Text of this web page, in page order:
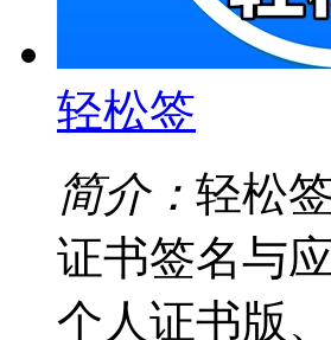
轻松签
简介： 轻松
证书签名与
个人证书版